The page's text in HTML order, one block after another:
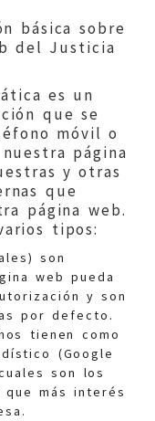
básica sobre
del Justicia
es un
que se
móvil o
página
y otras
que
página web.
tipos:
son
web pueda
y son
por defecto.
tienen como
(Google
son los
más interés
/